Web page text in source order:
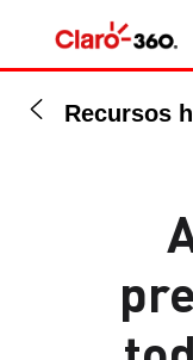
Recursos